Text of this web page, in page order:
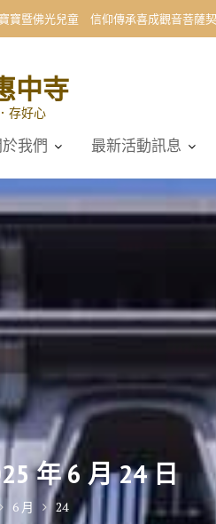
習 小學生首創〈十修歌〉藝術展
中寺
存好心
於我們 最新活動訊息
年 6 月 24 日
6 月 24